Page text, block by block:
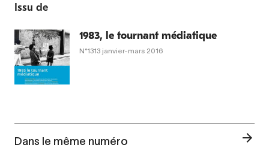
Issu de
1983, le tournant médiatique
N°1313 janvier-mars 2016
Dans le même numéro